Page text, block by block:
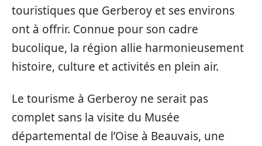
touristiques que Gerberoy et ses environs
ont à offrir. Connue pour son cadre
bucolique, la région allie harmonieusement
histoire, culture et activités en plein air.
Le tourisme à Gerberoy ne serait pas
complet sans la visite du Musée
départemental de l’Oise à Beauvais, une